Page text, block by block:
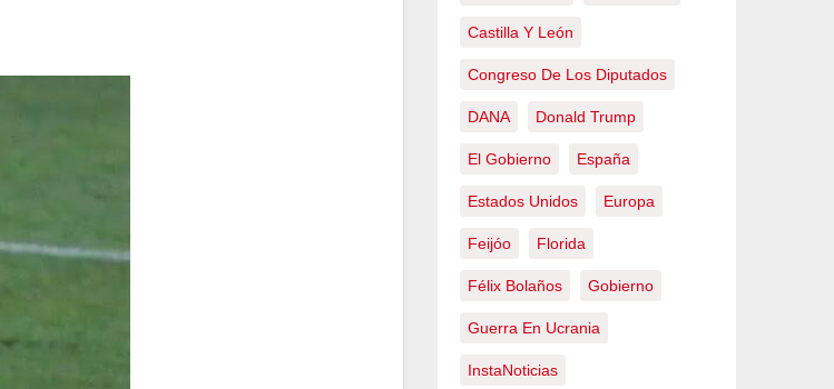
Castilla Y León
Congreso De Los Diputados
DANA Donald Trump
El Gobierno España
Estados Unidos Europa
Feijóo Florida
Félix Bolaños Gobierno
Guerra En Ucrania
InstaNoticias